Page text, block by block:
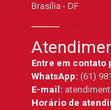
Brasília - DF
Entre em contato
WhatsApp: (61)
E-mail:
Horário de